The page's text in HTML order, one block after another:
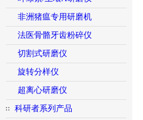
非洲猪瘟专用研磨机
法医骨骼牙齿粉碎仪
切割式研磨仪
旋转分样仪
超离心研磨仪
科研者系列产品